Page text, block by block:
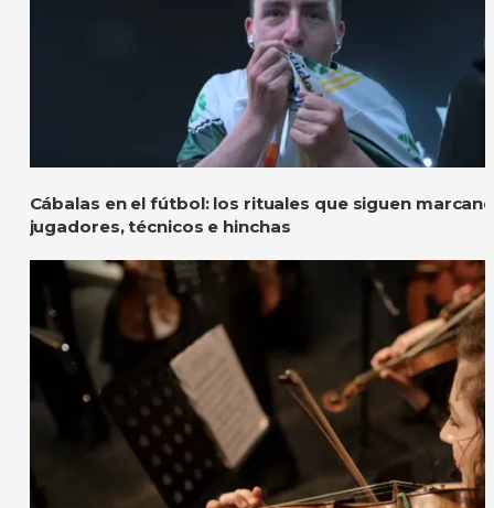
Cábalas en el fútbol: los rituales que siguen
jugadores, técnicos e hinchas